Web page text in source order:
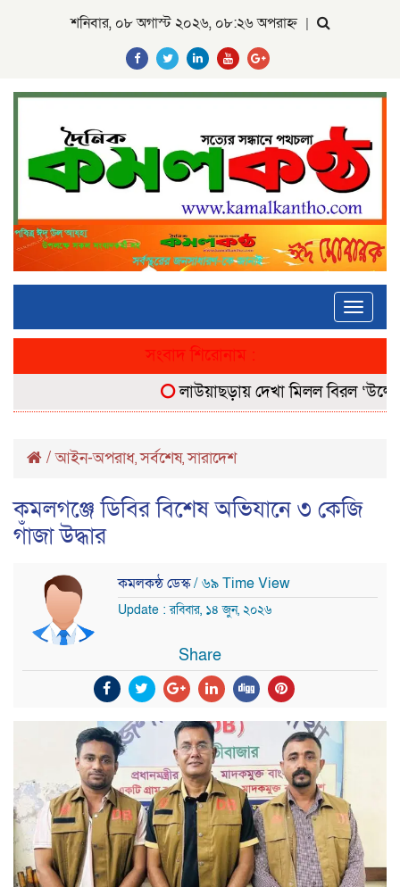
শনিবার, ০৮ অগাস্ট ২০২৬, ০৮:২৬ অপরাহ্ন |
Toggle
সংবাদ শিরোনাম :
লাউয়াছড়ায় দেখা মিলল বিরল
/আইন-অপরাধ,সর্বশেষ,সারাদেশ
কমলগঞ্জে ডিবির বিশেষ অভিযানে ৩ কেজি
গাঁজা উদ্ধার
কমলকন্ঠ ডেস্ক/ ৬৯ Time View
Update : রবিবার, ১৪ জুন, ২০২৬
Share